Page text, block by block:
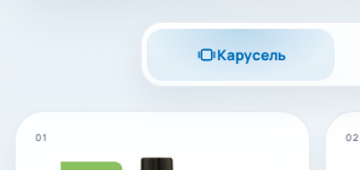
Карусель
01 02